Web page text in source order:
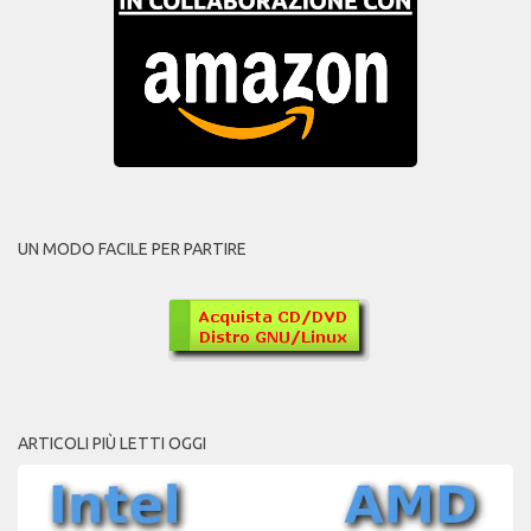
UN MODO FACILE PER PARTIRE
ARTICOLI PIÙ LETTI OGGI